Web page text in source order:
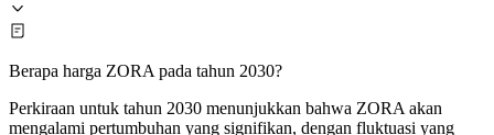
Berapa harga ZORA pada tahun 2030?
Perkiraan untuk tahun 2030 menunjukkan bahwa ZORA akan
mengalami pertumbuhan yang signifikan, dengan fluktuasi yang